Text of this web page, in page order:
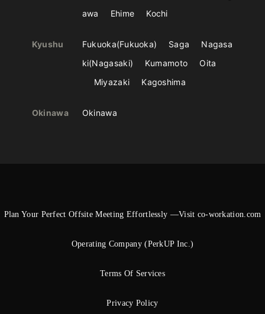
awa
Ehime Kochi
Kyushu Fukuoka Fukuoka Saga
Nagasa
ki Nagasaki Kumamoto
Oita
Miyazaki
Kagoshima
Okinawa Okinawa
Plan Your Perfect Offsite Meeting Effortlessly —Visit co-workation.com
Operating Company (PerkUP Inc.)
Terms Of Services
Privacy Policy